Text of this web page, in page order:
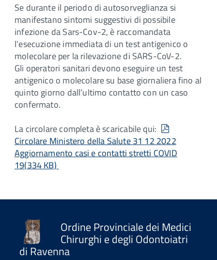
Se durante il periodo di autosorveglianza si
manifestano sintomi suggestivi di possibile
infezione da Sars-Cov-2, è raccomandata
l’esecuzione immediata di un test antigenico o
molecolare per la rilevazione di SARS-CoV-2.
Gli operatori sanitari devono eseguire un test
antigenico o molecolare su base giornaliera fino al
quinto giorno dall’ultimo contatto con un caso
confermato.
La circolare completa è scaricabile qui:
pdf
Circolare Ministero della Salute 31 12 2022
Aggiornamento casi e contatti stretti COVID
19(334 KB)
Ordine Provinciale dei Medici
Chirurghi e degli Odontoiatri
di Ravenna